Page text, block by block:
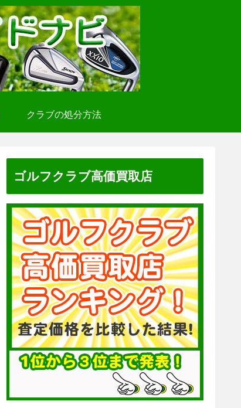
クラブの処分方法
ゴルフクラブ高価買取店